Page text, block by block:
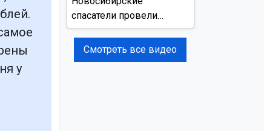
у
спасатели провели
учения на реке Обь
Смотреть все видео